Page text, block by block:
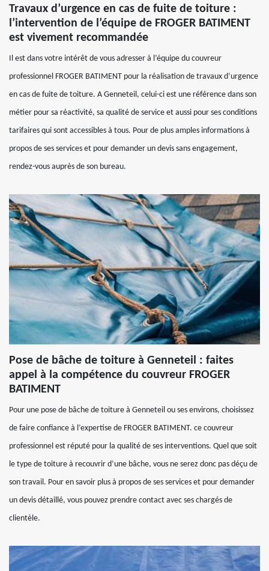
Travaux d’urgence en cas de fuite de toiture :
l’intervention de l’équipe de FROGER BATIMENT
est vivement recommandée
Il est dans votre intérêt de vous adresser à l’équipe du couvreur
professionnel FROGER BATIMENT pour la réalisation de travaux d’urgence
en cas de fuite de toiture. A Genneteil, celui-ci est une référence dans son
métier pour sa réactivité, sa qualité de service et aussi pour ses conditions
tarifaires qui sont accessibles à tous. Pour de plus amples informations à
propos de ses services et pour demander un devis sans engagement,
rendez-vous auprès de son bureau.
Pose de bâche de toiture à Genneteil : faites
appel à la compétence du couvreur FROGER
BATIMENT
Pour une pose de bâche de toiture à Genneteil ou ses environs, choisissez
de faire confiance à l’expertise de FROGER BATIMENT. ce couvreur
professionnel est réputé pour la qualité de ses interventions. Quel que soit
le type de toiture à recouvrir d’une bâche, vous ne serez donc pas déçu de
son travail. Pour en savoir plus à propos de ses services et pour demander
un devis détaillé, vous pouvez prendre contact avec ses chargés de
clientèle.